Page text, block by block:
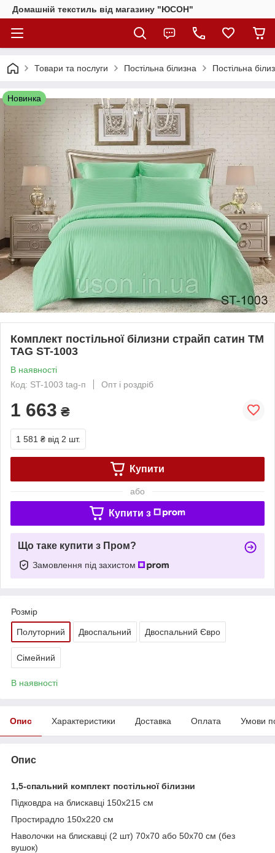
Домашній текстиль від магазину "ЮСОН"
Товари та послуги Постільна білизна Постільна
Новинка
Комплект постільної білизни страйп сатин TM
TAG ST-1003
В наявності
Код: ST-1003 tag-п
Опт і роздріб
1 663 ₴
1 581 ₴ від 2 шт.
Купити
або
Купити з
Що таке купити з Пром?
Замовлення під захистом
Розмір
Полуторний Двоспальний Двоспальний Євро
Сімейний
В наявності
Опис Характеристики Доставка Оплата Умови
Опис
1,5-спальний комплект постільної білизни
Підковдра на блискавці 150x215 см
Простирадло 150x220 см
Наволочки на блискавці (2 шт) 70x70 або 50х70 см (без
вушок)